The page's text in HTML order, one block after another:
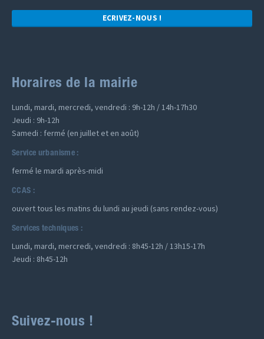
ECRIVEZ-NOUS !
Horaires de la mairie
Lundi, mardi, mercredi, vendredi : 9h-12h / 14h-17h30
Jeudi : 9h-12h
Samedi : fermé (en juillet et en août)
Service urbanisme :
fermé le mardi après-midi
CCAS :
ouvert tous les matins du lundi au jeudi (sans rendez-vous)
Services techniques :
Lundi, mardi, mercredi, vendredi : 8h45-12h / 13h15-17h
Jeudi : 8h45-12h
Suivez-nous !